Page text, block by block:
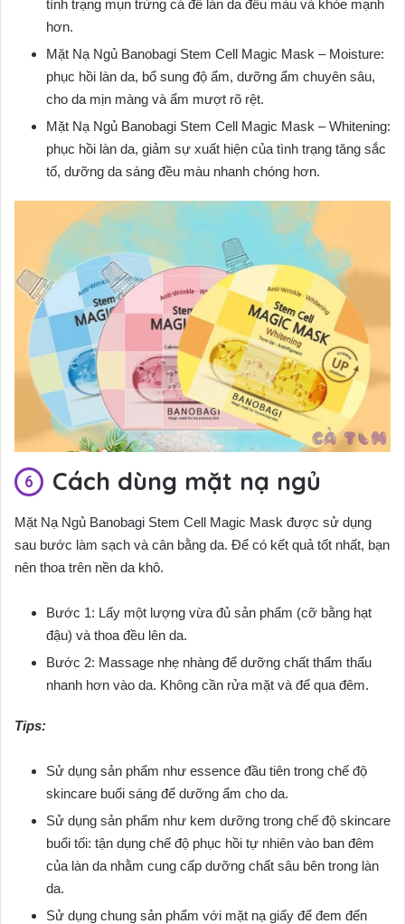
tình trạng mụn trứng cá để làn da đều màu và khỏe mạnh
hơn.
Mặt Nạ Ngủ Banobagi Stem Cell Magic Mask – Moisture:
phục hồi làn da, bổ sung độ ẩm, dưỡng ẩm chuyên sâu,
cho da mịn màng và ẩm mượt rõ rệt.
Mặt Nạ Ngủ Banobagi Stem Cell Magic Mask – Whitening:
phục hồi làn da, giảm sự xuất hiện của tình trạng tăng sắc
tố, dưỡng da sáng đều màu nhanh chóng hơn.
Cách dùng mặt nạ ngủ
Mặt Nạ Ngủ Banobagi Stem Cell Magic Mask được sử dụng
sau bước làm sạch và cân bằng da. Để có kết quả tốt nhất, bạn
nên thoa trên nền da khô.
Bước 1: Lấy một lượng vừa đủ sản phẩm (cỡ bằng hạt
đậu) và thoa đều lên da.
Bước 2: Massage nhẹ nhàng để dưỡng chất thẩm thấu
nhanh hơn vào da. Không cần rửa mặt và để qua đêm.
Tips:
Sử dụng sản phẩm như essence đầu tiên trong chế độ
skincare buổi sáng để dưỡng ẩm cho da.
Sử dụng sản phẩm như kem dưỡng trong chế độ skincare
buổi tối: tận dụng chế độ phục hồi tự nhiên vào ban đêm
của làn da nhằm cung cấp dưỡng chất sâu bên trong làn
da.
Sử dụng chung sản phẩm với mặt nạ giấy để đem đến